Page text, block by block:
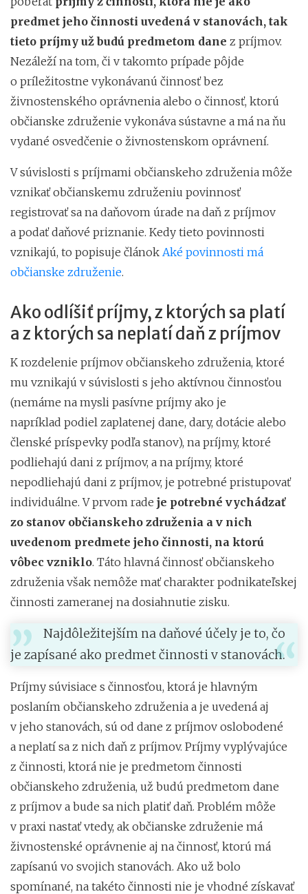
predmet jeho činnosti uvedená v stanovách, tak
tieto príjmy už budú predmetom dane z príjmov.
Nezáleží na tom, či v takomto prípade pôjde
o príležitostne vykonávanú činnosť bez
živnostenského oprávnenia alebo o činnosť, ktorú
občianske združenie vykonáva sústavne a má na ňu
vydané osvedčenie o živnostenskom oprávnení.
V súvislosti s príjmami občianskeho združenia môže
vznikať občianskemu združeniu povinnosť
registrovať sa na daňovom úrade na daň z príjmov
a podať daňové priznanie. Kedy tieto povinnosti
vznikajú, to popisuje článok Aké povinnosti má
občianske združenie.
Ako odlíšiť príjmy, z ktorých sa platí
a z ktorých sa neplatí daň z príjmov
K rozdelenie príjmov občianskeho združenia, ktoré
mu vznikajú v súvislosti s jeho aktívnou činnosťou
(nemáme na mysli pasívne príjmy ako je
napríklad podiel zaplatenej dane, dary, dotácie alebo
členské príspevky podľa stanov), na príjmy, ktoré
podliehajú dani z príjmov, a na príjmy, ktoré
nepodliehajú dani z príjmov, je potrebné pristupovať
individuálne. V prvom rade je potrebné vychádzať
zo stanov občianskeho združenia a v nich
uvedenom predmete jeho činnosti, na ktorú
vôbec vzniklo. Táto hlavná činnosť občianskeho
združenia však nemôže mať charakter podnikateľskej
činnosti zameranej na dosiahnutie zisku.
Najdôležitejším na daňové účely je to, čo
je zapísané ako predmet činnosti v stanovách.
Príjmy súvisiace s činnosťou, ktorá je hlavným
poslaním občianskeho združenia a je uvedená aj
v jeho stanovách, sú od dane z príjmov oslobodené
a neplatí sa z nich daň z príjmov. Príjmy vyplývajúce
z činnosti, ktorá nie je predmetom činnosti
občianskeho združenia, už budú predmetom dane
z príjmov a bude sa nich platiť daň. Problém môže
v praxi nastať vtedy, ak občianske združenie má
živnostenské oprávnenie aj na činnosť, ktorú má
zapísanú vo svojich stanovách. Ako už bolo
spomínané, na takéto činnosti nie je vhodné získavať